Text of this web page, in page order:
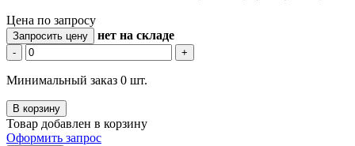
Цена по запросу
Запросить цену нет на складе
- +
Минимальный заказ 0 шт.
В корзину
Товар добавлен в корзину
Оформить запрос